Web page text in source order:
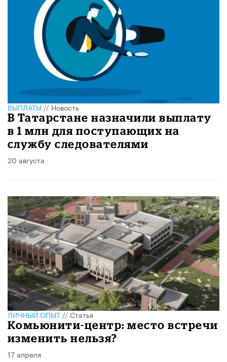
ВЫПЛАТЫ//Новость
В Татарстане назначили выплату
в 1 млн для поступающих на
службу следователями
20 августа
ЛИЧНЫЙ ОПЫТ//Статья
Комьюнити-центр: место встречи
изменить нельзя?
17 апреля